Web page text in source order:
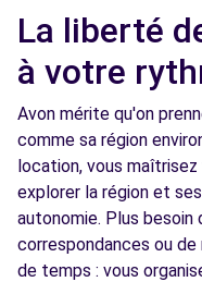
La liberté
à votre
Avon mérite qu'on
comme sa région
location, vous
explorer la région et
autonomie. Plus besoin
correspondances ou de
de temps : vous